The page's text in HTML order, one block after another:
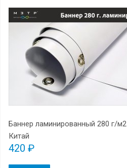
Баннер ламинированный 280 г/м2
Китай
420 ₽